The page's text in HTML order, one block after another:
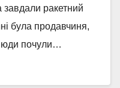
завдали ракетний
була продавчиня,
почули…